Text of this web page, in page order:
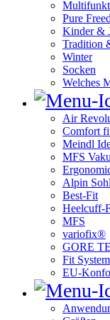
Pure
Kinder &
Tradition
Winter
Socken
Welches
Air
Comfort
Meindl
MFS
Alpin
Best-Fit
Heelcuff-
MFS
variofix®
GORE
Fit
EU-